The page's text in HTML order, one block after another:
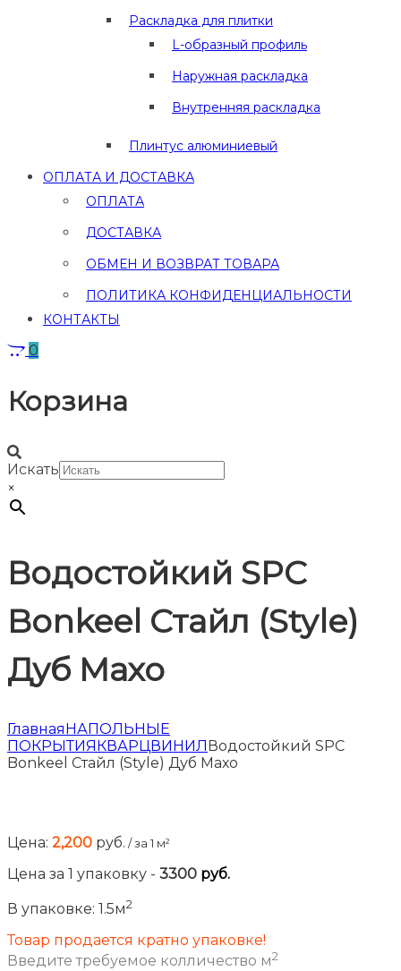
Раскладка для плитки
L-образный профиль
Наружная раскладка
Внутренняя раскладка
Плинтус алюминиевый
ОПЛАТА И ДОСТАВКА
ОПЛАТА
ДОСТАВКА
ОБМЕН И ВОЗВРАТ ТОВАРА
ПОЛИТИКА КОНФИДЕНЦИАЛЬНОСТИ
КОНТАКТЫ
0
Корзина
Искать
×
Водостойкий SPC
Bonkeel Стайл (Style)
Дуб Махо
ГлавнаяНАПОЛЬНЫЕ
ПОКРЫТИЯКВАРЦВИНИЛВодостойкий SPC
Bonkeel Стайл (Style) Дуб Махо
Цена: 2,200 руб. / за 1 м²
Цена за 1 упаковку - 3300 руб.
В упаковке: 1.5м2
Товар продается кратно упаковке!
Введите требуемое колличество м2